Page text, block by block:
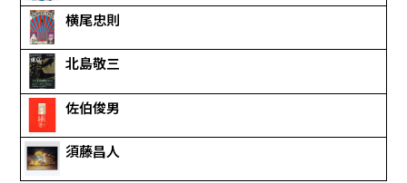
横尾忠則
北島敬三
佐伯俊男
須藤昌人